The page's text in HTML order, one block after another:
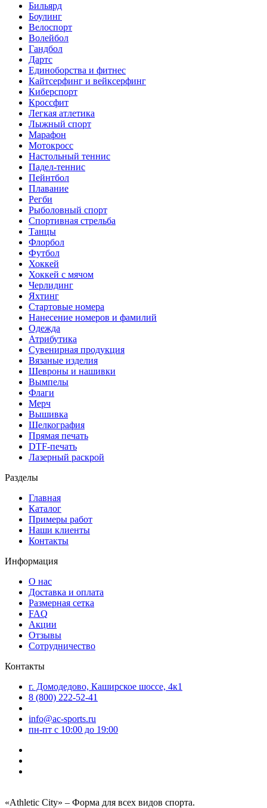
Бильярд
Боулинг
Велоспорт
Волейбол
Гандбол
Дартс
Единоборства и фитнес
Кайтсерфинг и вейксерфинг
Киберспорт
Кроссфит
Легкая атлетика
Лыжный спорт
Марафон
Мотокросс
Настольный теннис
Падел-теннис
Пейнтбол
Плавание
Регби
Рыболовный спорт
Спортивная стрельба
Танцы
Флорбол
Футбол
Хоккей
Хоккей с мячом
Черлидинг
Яхтинг
Стартовые номера
Нанесение номеров и фамилий
Одежда
Атрибутика
Сувенирная продукция
Вязаные изделия
Шевроны и нашивки
Вымпелы
Флаги
Мерч
Вышивка
Шелкография
Прямая печать
DTF-печать
Лазерный раскрой
Разделы
Главная
Каталог
Примеры работ
Наши клиенты
Контакты
Информация
О нас
Доставка и оплата
Размерная сетка
FAQ
Акции
Отзывы
Сотрудничество
Контакты
г. Домодедово, Каширское шоссе, 4к1
8 (800) 222-52-41
info@ac-sports.ru
пн-пт c 10:00 до 19:00
«Athletic City» – Форма для всех видов спорта.